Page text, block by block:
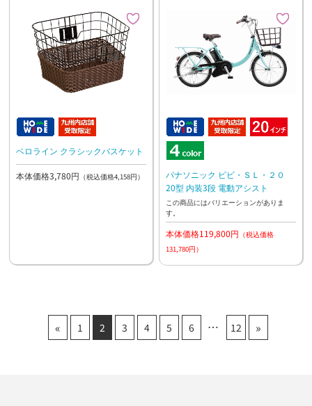
ベロライン クラシックバスケット
本体価格3,780円 （税込価格4,158円）
パナソニック ビビ・ＳＬ・２０
20型 内装3段 電動アシスト
この商品にはバリエーションがありま
す。
本体価格119,800円 （税込価格
131,780円）
« 1 2 3 4 5 6 12 »